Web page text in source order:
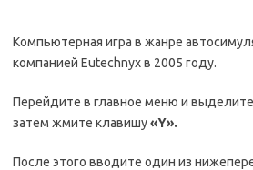
Компьютерная игра в жанре
компанией Eutechnyx в 2005 году.
Перейдите в главное меню и выделите
затем жмите клавишу«Y».
После этого вводите один из